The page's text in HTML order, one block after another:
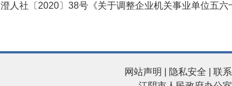
澄人社〔2020〕38号《关于调整企业机关事业单位五
网站声明 隐私安全 联